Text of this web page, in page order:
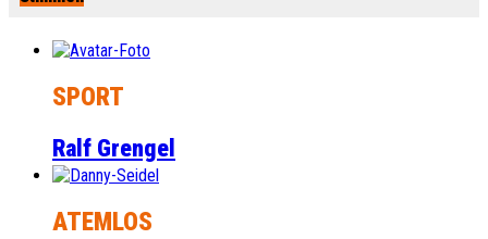
SPORT
Ralf Grengel
ATEMLOS